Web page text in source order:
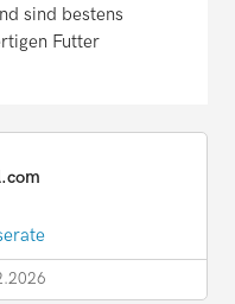
sind bestens
Futter